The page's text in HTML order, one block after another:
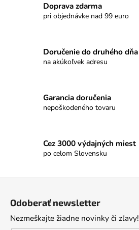
Doprava zdarma
pri objednávke nad 99 euro
Doručenie do druhého dňa
na akúkoľvek adresu
Garancia doručenia
nepoškodeného tovaru
Cez 3000 výdajných miest
po celom Slovensku
Odoberať newsletter
Nezmeškajte žiadne novinky či zľavy!